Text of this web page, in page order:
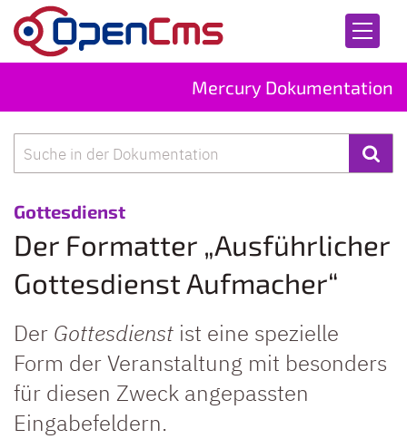
Zum Inhalt springen
Mercury Dokumentation
Gottesdienst:
Der Formatter „Ausführlicher
Gottesdienst Aufmacher“
Der Gottesdienst ist eine spezielle
Form der Veranstaltung mit besonders
für diesen Zweck angepassten
Eingabefeldern.
Suche